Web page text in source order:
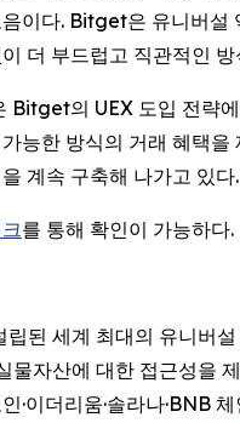
이다. Bitget은 유니버설
더 부드럽고 직관적인
Bitget의 UEX 도입 전략
능한 방식의 거래 혜택
계속 구축해 나가고 있다.
를 통해 확인이 가능하다.
립된 세계 최대의 유니버
물자산에 대한 접근성을
·이더리움·솔라나·BNB